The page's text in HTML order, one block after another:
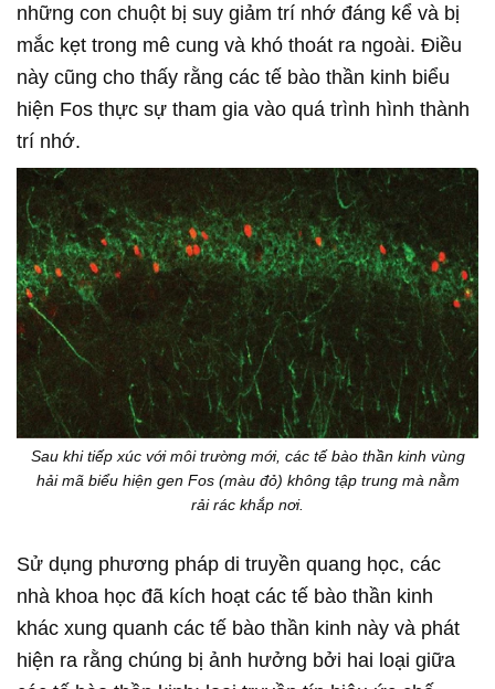
những con chuột bị suy giảm trí nhớ đáng kể và bị
mắc kẹt trong mê cung và khó thoát ra ngoài. Điều
này cũng cho thấy rằng các tế bào thần kinh biểu
hiện Fos thực sự tham gia vào quá trình hình thành
trí nhớ.
Sau khi tiếp xúc với môi trường mới, các tế bào thần kinh vùng
hải mã biểu hiện gen Fos (màu đỏ) không tập trung mà nằm
rải rác khắp nơi.
Sử dụng phương pháp di truyền quang học, các
nhà khoa học đã kích hoạt các tế bào thần kinh
khác xung quanh các tế bào thần kinh này và phát
hiện ra rằng chúng bị ảnh hưởng bởi hai loại giữa